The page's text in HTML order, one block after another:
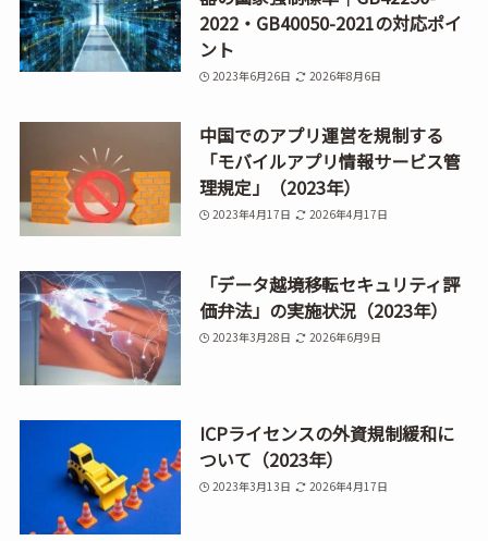
2022・GB40050-2021の対応ポイ
ント
2023年6月26日 2026年8月6日
中国でのアプリ運営を規制する
「モバイルアプリ情報サービス管
理規定」（2023年）
2023年4月17日 2026年4月17日
「データ越境移転セキュリティ評
価弁法」の実施状況（2023年）
2023年3月28日 2026年6月9日
ICPライセンスの外資規制緩和に
ついて（2023年）
2023年3月13日 2026年4月17日